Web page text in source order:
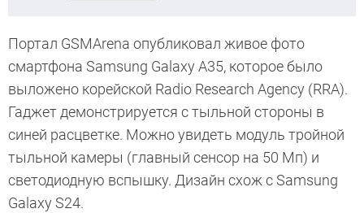
Портал GSMArena опубликовал живое фото
смартфона Samsung Galaxy A35, которое было
выложено корейской Radio Research Agency (RRA).
Гаджет демонстрируется с тыльной стороны в
синей расцветке. Можно увидеть модуль тройной
тыльной камеры (главный сенсор на 50 Мп) и
светодиодную вспышку. Дизайн схож с Samsung
Galaxy S24.